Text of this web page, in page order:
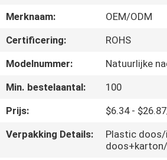
FABRIEKSREIS
CONTACTEER
ONS
Merknaam:
OEM/ODM
Certificering:
ROHS
Modelnummer:
Natuurlijke
Min. bestelaantal:
100
Prijs:
$6.34 -
Verpakking Details:
Plastic doos/